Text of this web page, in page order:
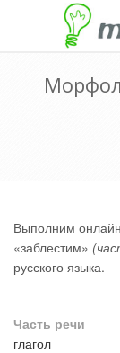
Выполним
«заблестим»
русского языка.
Часть речи
глагол